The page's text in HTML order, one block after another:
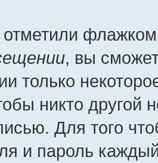
, вы
только
никто другой
Для того
и пароль